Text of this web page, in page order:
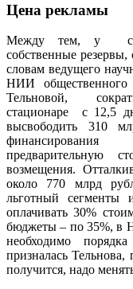
Цена рекламы
Между тем, у
собственные
словам ведущего
НИИ
Тельновой,
стационаре с 12,5
высвободить 310
предварительную
возмещения.
около 770 млрд
льготный сегменты
оплачивать 30%
бюджеты – по 35%, в
необходимо
призналась Тельнова,
получится, надо